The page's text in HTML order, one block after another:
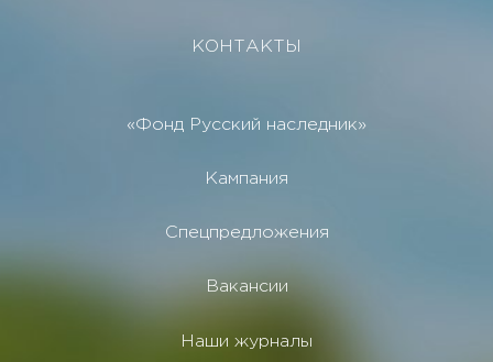
КОНТАКТЫ
«Фонд Русский наследник»
Кампания
Спецпредложения
Вакансии
Наши журналы